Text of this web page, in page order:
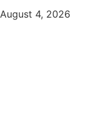
August 4, 2026